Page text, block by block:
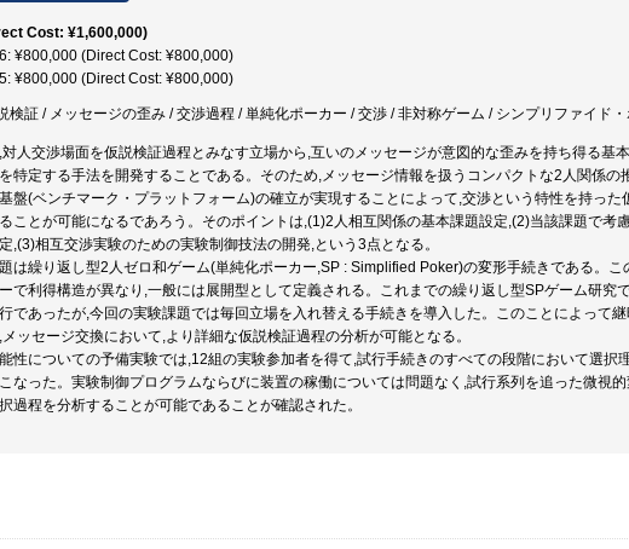
Cost: ¥1,600,000)
¥800,000 (Direct Cost: ¥800,000)
¥800,000 (Direct Cost: ¥800,000)
検証 / メッセージの歪み / 交渉過程 / 単純化ポーカー / 交渉 / 非対称ゲーム / シンプリファイド
人交渉場面を仮説検証過程とみなす立場から,互いのメッセージが意図的な歪みを持ち得る基
特定する手法を開発することである。そのため,メッセージ情報を扱うコンパクトな2人関係の
盤(ベンチマーク・プラットフォーム)の確立が実現することによって,交渉という特性を持った
ことが可能になるであろう。そのポイントは,(1)2人相互関係の基本課題設定,(2)当該課題で考
,(3)相互交渉実験のための実験制御技法の開発,という3点となる。
は繰り返し型2人ゼロ和ゲーム(単純化ポーカー,SP : Simplified Poker)の変形手続きである。
で利得構造が異なり,一般には展開型として定義される。これまでの繰り返し型SPゲーム研究
であったが,今回の実験課題では毎回立場を入れ替える手続きを導入した。このことによって
ッセージ交換において,より詳細な仮説検証過程の分析が可能となる。
性についての予備実験では,12組の実験参加者を得て,試行手続きのすべての段階において選択
なった。実験制御プログラムならびに装置の稼働については問題なく,試行系列を追った微視
過程を分析することが可能であることが確認された。